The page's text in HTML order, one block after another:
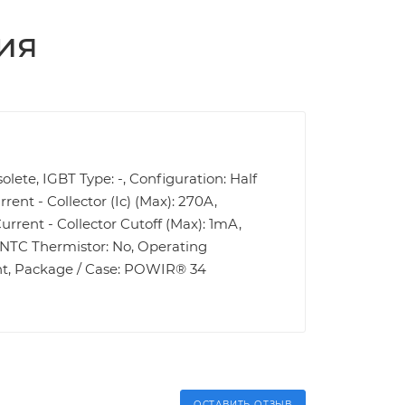
IGBT Type: -, Configuration: Half
- Collector (Ic) (Max): 270A,
- Collector Cutoff (Max): 1mA,
Thermistor: No, Operating
Package / Case: POWIR® 34